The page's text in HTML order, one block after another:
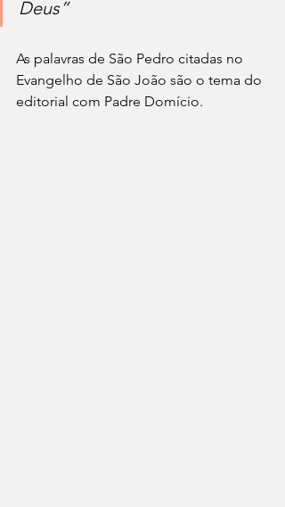
Deus”
As palavras de São Pedro citadas no
Evangelho de São João são o tema do
editorial com Padre Domício.